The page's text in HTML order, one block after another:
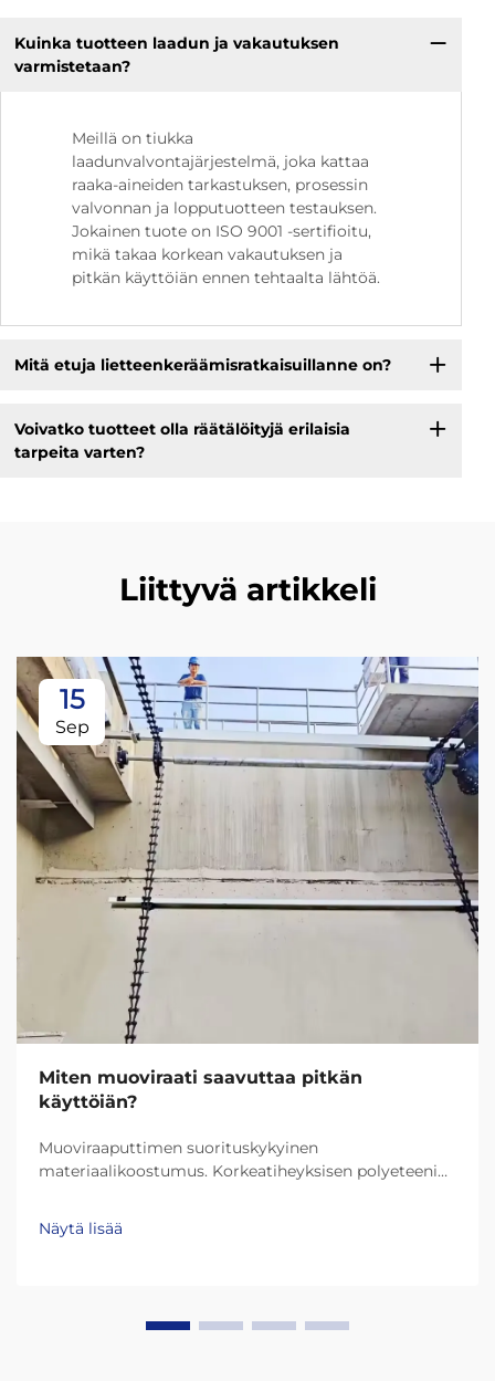
Kuinka tuotteen laadun ja vakautuksen
varmistetaan?
Meillä on tiukka
laadunvalvontajärjestelmä, joka kattaa
raaka-aineiden tarkastuksen, prosessin
valvonnan ja lopputuotteen testauksen.
Jokainen tuote on ISO 9001 -sertifioitu,
mikä takaa korkean vakautuksen ja
pitkän käyttöiän ennen tehtaalta lähtöä.
Mitä etuja lietteenkeräämisratkaisuillanne on?
Voivatko tuotteet olla räätälöityjä erilaisia
tarpeita varten?
Liittyvä artikkeli
15
Sep
Miten muoviraati saavuttaa pitkän
käyttöiän?
Muoviraaputtimen suorituskykyinen
materiaalikoostumus. Korkeatiheyksisen polyeteenin
polyeteenin (UHMW-PE) rooli kestävyydessä.
Nykypäivän muoviraaputtimet kestävät paljon
Näytä lisää